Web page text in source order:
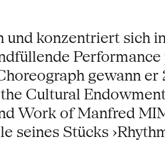
und konzentriert sich
Performance
gewann er
Cultural
Work of Manfred
seines Stücks